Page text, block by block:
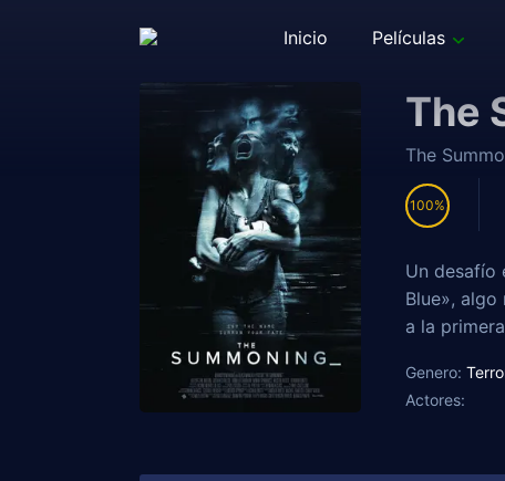
Inicio Películas
The
The
100
Un desafío
Blue»,
a la
Genero:
Actores: